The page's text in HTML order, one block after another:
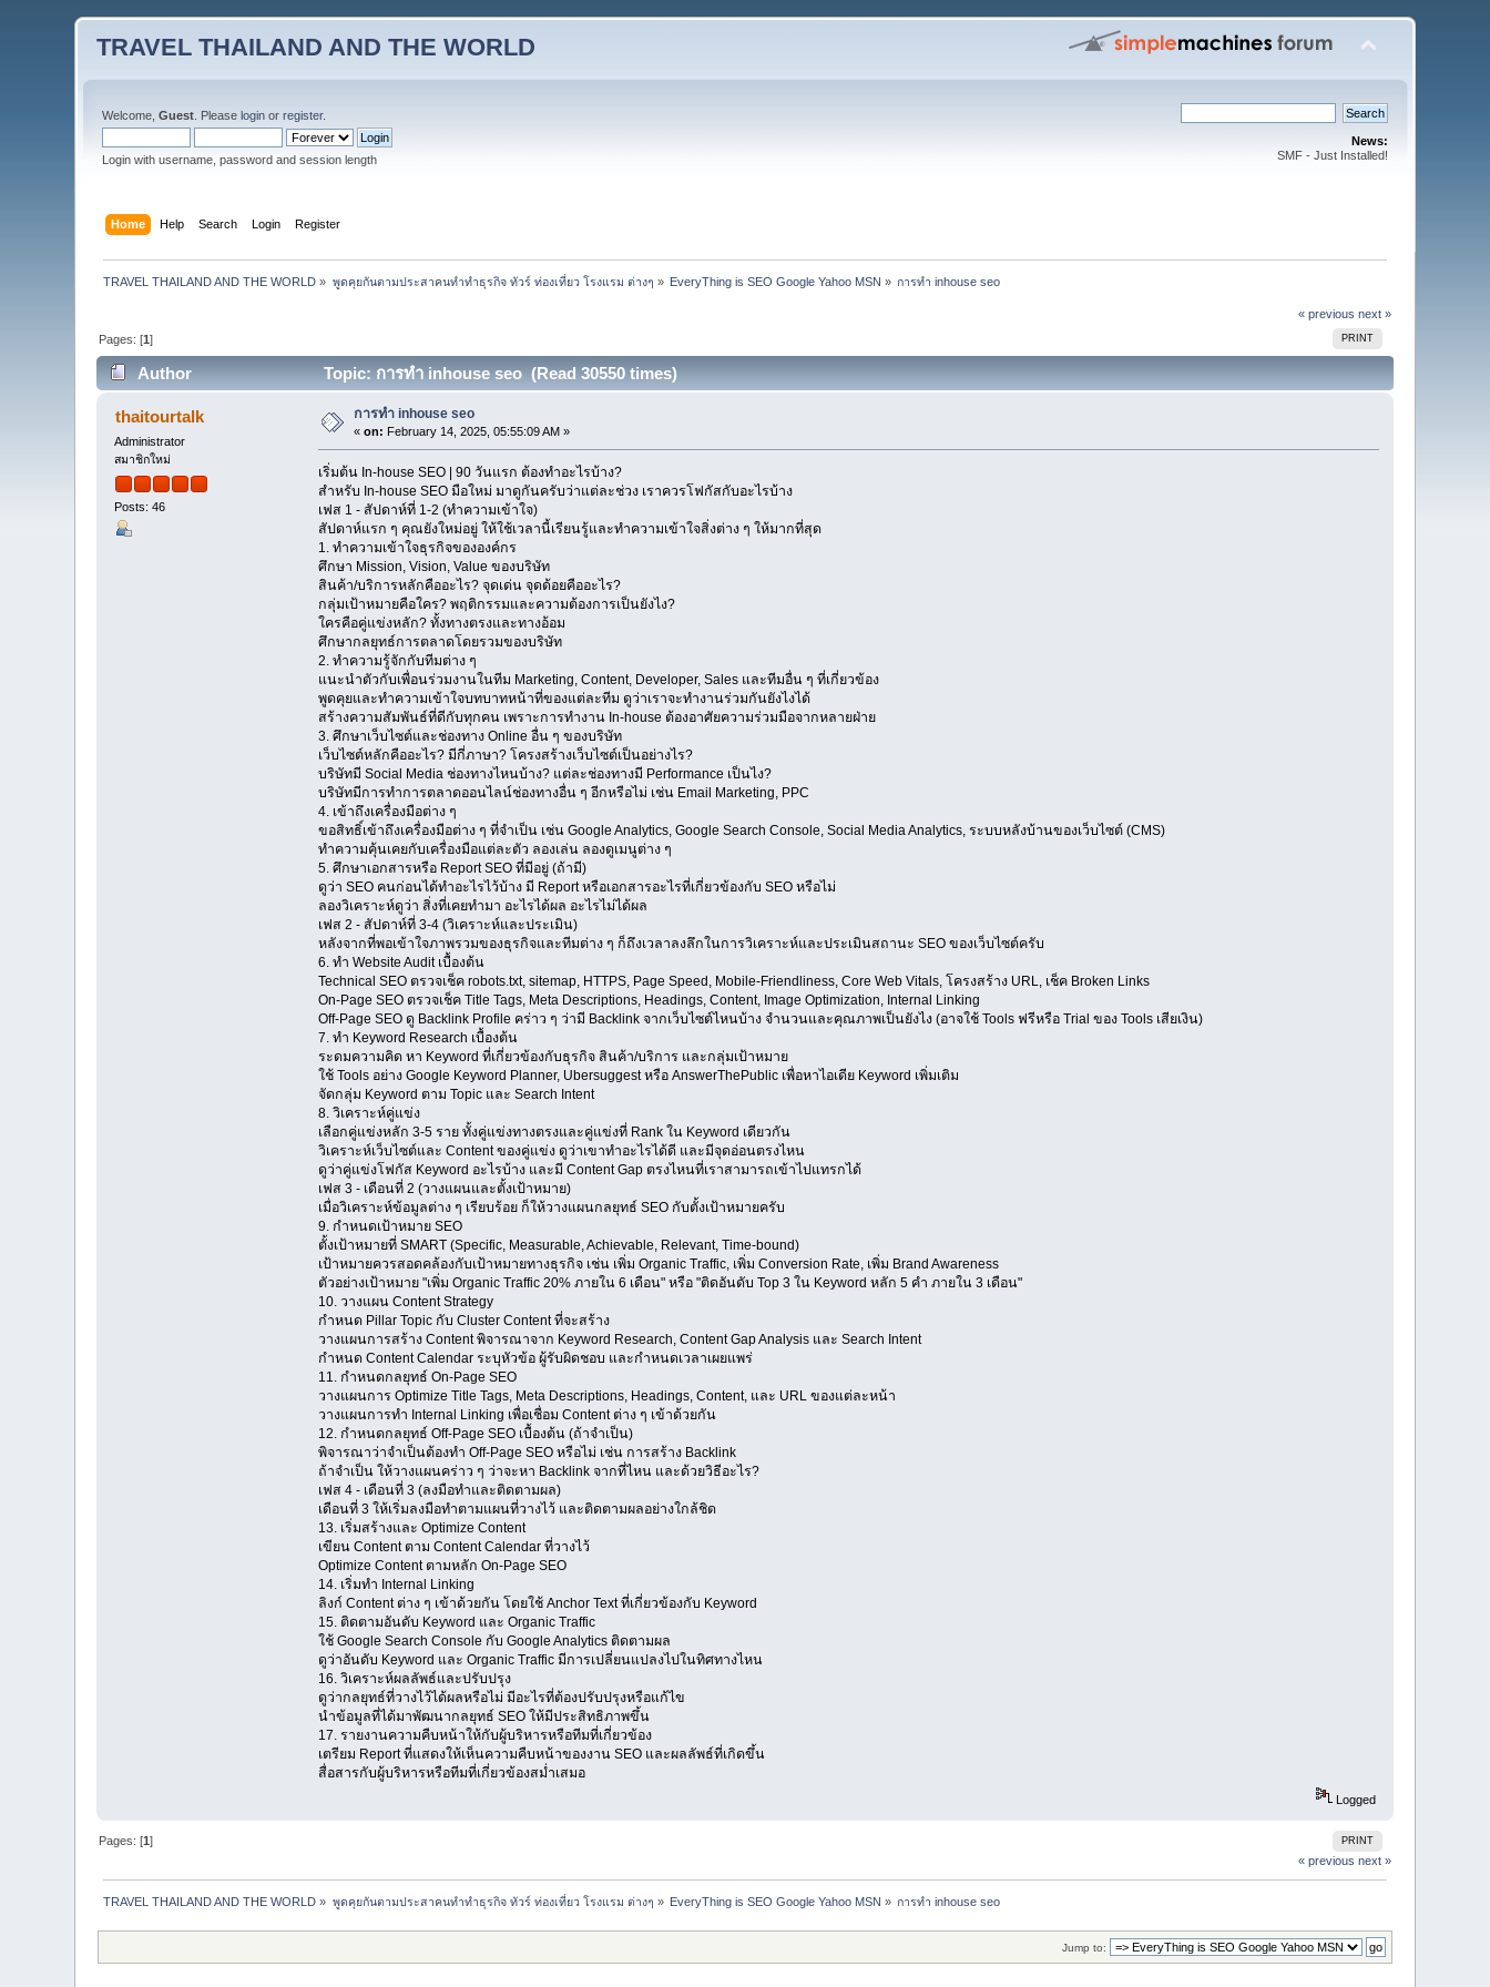
TRAVEL THAILAND AND THE WORLD
Welcome,Guest . Pleaselogin orregister.
Login with username, password and session length
News:
SMF - Just Installed!
Home Help Search Login Register
TRAVEL THAILAND AND THE WORLD » พูดคุยกันตามประสาคนทำทำธุรกิจ ทัวร์ ท่องเที่ยว โรงแรม ต่างๆ » EveryThing is SEO Google Yahoo MSN » การทำ inhouse seo
« previous next »
PRINT
Pages: [1]
Author Topic: การทำ inhouse seo (Read 30550 times)
thaitourtalk
Administrator
สมาชิกใหม่
Posts: 46
การทำ inhouse seo
«on: February 14, 2025, 05:55:09 AM »
เริ่มต้น In-house SEO | 90 วันแรก ต้องทำอะไรบ้าง?
สำหรับ In-house SEO มือใหม่ มาดูกันครับว่าแต่ละช่วง เราควรโฟกัสกับอะไรบ้าง
เฟส 1 - สัปดาห์ที่ 1-2 (ทำความเข้าใจ)
สัปดาห์แรก ๆ คุณยังใหม่อยู่ ให้ใช้เวลานี้เรียนรู้และทำความเข้าใจสิ่งต่าง ๆ ให้มากที่สุด
1. ทำความเข้าใจธุรกิจขององค์กร
ศึกษา Mission, Vision, Value ของบริษัท
สินค้า/บริการหลักคืออะไร? จุดเด่น จุดด้อยคืออะไร?
กลุ่มเป้าหมายคือใคร? พฤติกรรมและความต้องการเป็นยังไง?
ใครคือคู่แข่งหลัก? ทั้งทางตรงและทางอ้อม
ศึกษากลยุทธ์การตลาดโดยรวมของบริษัท
2. ทำความรู้จักกับทีมต่าง ๆ
แนะนำตัวกับเพื่อนร่วมงานในทีม Marketing, Content, Developer, Sales และทีมอื่น ๆ ที่เกี่ยวข้อง
พูดคุยและทำความเข้าใจบทบาทหน้าที่ของแต่ละทีม ดูว่าเราจะทำงานร่วมกันยังไงได้
สร้างความสัมพันธ์ที่ดีกับทุกคน เพราะการทำงาน In-house ต้องอาศัยความร่วมมือจากหลายฝ่าย
3. ศึกษาเว็บไซต์และช่องทาง Online อื่น ๆ ของบริษัท
เว็บไซต์หลักคืออะไร? มีกี่ภาษา? โครงสร้างเว็บไซต์เป็นอย่างไร?
บริษัทมี Social Media ช่องทางไหนบ้าง? แต่ละช่องทางมี Performance เป็นไง?
บริษัทมีการทำการตลาดออนไลน์ช่องทางอื่น ๆ อีกหรือไม่ เช่น Email Marketing, PPC
4. เข้าถึงเครื่องมือต่าง ๆ
ขอสิทธิ์เข้าถึงเครื่องมือต่าง ๆ ที่จำเป็น เช่น Google Analytics, Google Search Console, Social Media Analytics, ระบบหลังบ้านของเว็บไซต์ (CMS)
ทำความคุ้นเคยกับเครื่องมือแต่ละตัว ลองเล่น ลองดูเมนูต่าง ๆ
5. ศึกษาเอกสารหรือ Report SEO ที่มีอยู่ (ถ้ามี)
ดูว่า SEO คนก่อนได้ทำอะไรไว้บ้าง มี Report หรือเอกสารอะไรที่เกี่ยวข้องกับ SEO หรือไม่
ลองวิเคราะห์ดูว่า สิ่งที่เคยทำมา อะไรได้ผล อะไรไม่ได้ผล
เฟส 2 - สัปดาห์ที่ 3-4 (วิเคราะห์และประเมิน)
หลังจากที่พอเข้าใจภาพรวมของธุรกิจและทีมต่าง ๆ ก็ถึงเวลาลงลึกในการวิเคราะห์และประเมินสถานะ SEO ของเว็บไซต์ครับ
6. ทำ Website Audit เบื้องต้น
Technical SEO ตรวจเช็ค robots.txt, sitemap, HTTPS, Page Speed, Mobile-Friendliness, Core Web Vitals, โครงสร้าง URL, เช็ค Broken Links
On-Page SEO ตรวจเช็ค Title Tags, Meta Descriptions, Headings, Content, Image Optimization, Internal Linking
Off-Page SEO ดู Backlink Profile คร่าว ๆ ว่ามี Backlink จากเว็บไซต์ไหนบ้าง จำนวนและคุณภาพเป็นยังไง (อาจใช้ Tools ฟรีหรือ Trial ของ Tools เสียเงิน)
7. ทำ Keyword Research เบื้องต้น
ระดมความคิด หา Keyword ที่เกี่ยวข้องกับธุรกิจ สินค้า/บริการ และกลุ่มเป้าหมาย
ใช้ Tools อย่าง Google Keyword Planner, Ubersuggest หรือ AnswerThePublic เพื่อหาไอเดีย Keyword เพิ่มเติม
จัดกลุ่ม Keyword ตาม Topic และ Search Intent
8. วิเคราะห์คู่แข่ง
เลือกคู่แข่งหลัก 3-5 ราย ทั้งคู่แข่งทางตรงและคู่แข่งที่ Rank ใน Keyword เดียวกัน
วิเคราะห์เว็บไซต์และ Content ของคู่แข่ง ดูว่าเขาทำอะไรได้ดี และมีจุดอ่อนตรงไหน
ดูว่าคู่แข่งโฟกัส Keyword อะไรบ้าง และมี Content Gap ตรงไหนที่เราสามารถเข้าไปแทรกได้
เฟส 3 - เดือนที่ 2 (วางแผนและตั้งเป้าหมาย)
เมื่อวิเคราะห์ข้อมูลต่าง ๆ เรียบร้อย ก็ให้วางแผนกลยุทธ์ SEO กับตั้งเป้าหมายครับ
9. กำหนดเป้าหมาย SEO
ตั้งเป้าหมายที่ SMART (Specific, Measurable, Achievable, Relevant, Time-bound)
เป้าหมายควรสอดคล้องกับเป้าหมายทางธุรกิจ เช่น เพิ่ม Organic Traffic, เพิ่ม Conversion Rate, เพิ่ม Brand Awareness
ตัวอย่างเป้าหมาย "เพิ่ม Organic Traffic 20% ภายใน 6 เดือน" หรือ "ติดอันดับ Top 3 ใน Keyword หลัก 5 คำ ภายใน 3 เดือน"
10. วางแผน Content Strategy
กำหนด Pillar Topic กับ Cluster Content ที่จะสร้าง
วางแผนการสร้าง Content พิจารณาจาก Keyword Research, Content Gap Analysis และ Search Intent
กำหนด Content Calendar ระบุหัวข้อ ผู้รับผิดชอบ และกำหนดเวลาเผยแพร่
11. กำหนดกลยุทธ์ On-Page SEO
วางแผนการ Optimize Title Tags, Meta Descriptions, Headings, Content, และ URL ของแต่ละหน้า
วางแผนการทำ Internal Linking เพื่อเชื่อม Content ต่าง ๆ เข้าด้วยกัน
12. กำหนดกลยุทธ์ Off-Page SEO เบื้องต้น (ถ้าจำเป็น)
พิจารณาว่าจำเป็นต้องทำ Off-Page SEO หรือไม่ เช่น การสร้าง Backlink
ถ้าจำเป็น ให้วางแผนคร่าว ๆ ว่าจะหา Backlink จากที่ไหน และด้วยวิธีอะไร?
เฟส 4 - เดือนที่ 3 (ลงมือทำและติดตามผล)
เดือนที่ 3 ให้เริ่มลงมือทำตามแผนที่วางไว้ และติดตามผลอย่างใกล้ชิด
13. เริ่มสร้างและ Optimize Content
เขียน Content ตาม Content Calendar ที่วางไว้
Optimize Content ตามหลัก On-Page SEO
14. เริ่มทำ Internal Linking
ลิงก์ Content ต่าง ๆ เข้าด้วยกัน โดยใช้ Anchor Text ที่เกี่ยวข้องกับ Keyword
15. ติดตามอันดับ Keyword และ Organic Traffic
ใช้ Google Search Console กับ Google Analytics ติดตามผล
ดูว่าอันดับ Keyword และ Organic Traffic มีการเปลี่ยนแปลงไปในทิศทางไหน
16. วิเคราะห์ผลลัพธ์และปรับปรุง
ดูว่ากลยุทธ์ที่วางไว้ได้ผลหรือไม่ มีอะไรที่ต้องปรับปรุงหรือแก้ไข
นำข้อมูลที่ได้มาพัฒนากลยุทธ์ SEO ให้มีประสิทธิภาพขึ้น
17. รายงานความคืบหน้าให้กับผู้บริหารหรือทีมที่เกี่ยวข้อง
เตรียม Report ที่แสดงให้เห็นความคืบหน้าของงาน SEO และผลลัพธ์ที่เกิดขึ้น
สื่อสารกับผู้บริหารหรือทีมที่เกี่ยวข้องสม่ำเสมอ
Logged
PRINT
Pages: [1]
« previous next »
TRAVEL THAILAND AND THE WORLD » พูดคุยกันตามประสาคนทำทำธุรกิจ ทัวร์ ท่องเที่ยว โรงแรม ต่างๆ » EveryThing is SEO Google Yahoo MSN » การทำ inhouse seo
Jump to: